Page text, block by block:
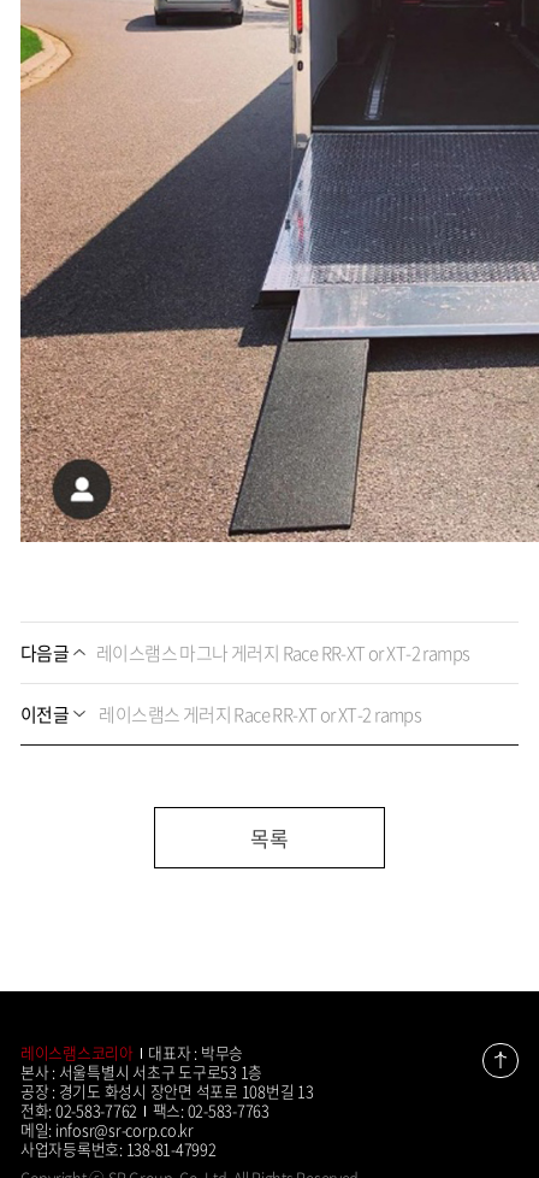
다음글 레이스램스 마그나 게러지 Race RR-XT or XT-2 ramps
이전글 레이스램스 게러지 Race RR-XT or XT-2 ramps
목록
레이스램스코리아
대표자 : 박무승
본사 : 서울특별시 서초구 도구로53 1층
공장 : 경기도 화성시 장안면 석포로 108번길 13
전화: 02-583-7762
팩스: 02-583-7763
메일: infosr@sr-corp.co.kr
사업자등록번호: 138-81-47992
맨